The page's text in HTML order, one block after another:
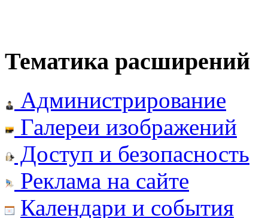
Тематика расширений
Администрирование
Галереи изображений
Доступ и безопасность
Реклама на сайте
Календари и события